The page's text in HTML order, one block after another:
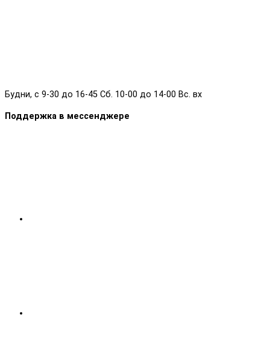
Будни, с 9-30 до 16-45 Сб. 10-00 до 14-00 Вс. вх
Поддержка в мессенджере